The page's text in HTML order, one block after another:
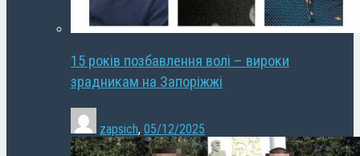
15 років позбавлення волі – вироки
зрадникам на Запоріжжі
zapsich, 05/12/2025